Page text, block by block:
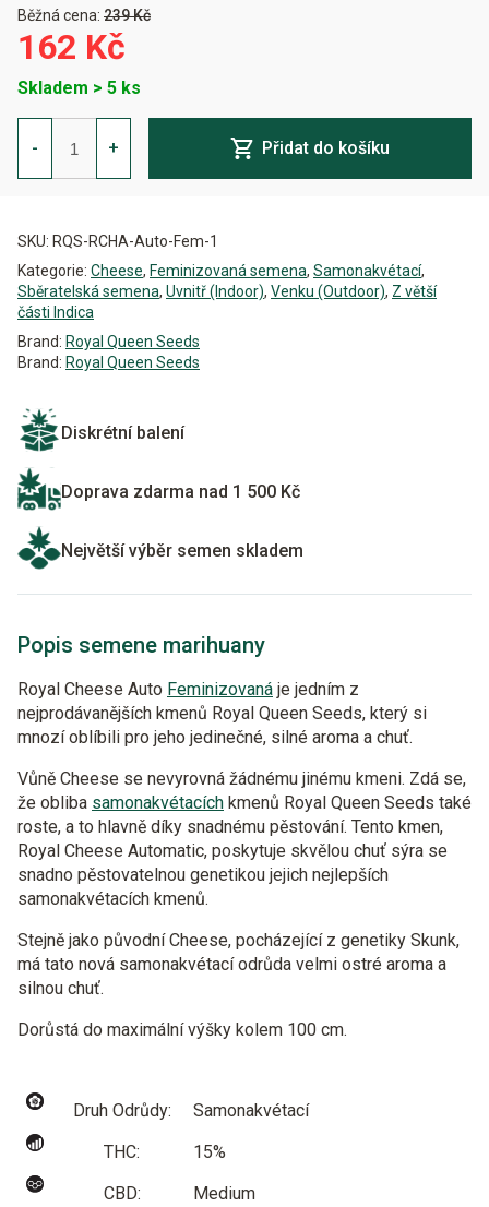
Běžná cena: 239 Kč
162 Kč
Skladem > 5 ks
-
Royal
Cheese
Auto
Feminizovaná
+ Přidat do košíku
SKU: RQS-RCHA-Auto-Fem-1
Kategorie: Cheese, Feminizovaná semena, Samonakvétací,
Sběratelská semena, Uvnitř (Indoor), Venku (Outdoor), Z větší
části Indica
Brand: Royal Queen Seeds
Brand: Royal Queen Seeds
Diskrétní balení
Doprava zdarma nad 1 500 Kč
Největší výběr semen skladem
Popis semene marihuany
Royal Cheese Auto Feminizovaná je jedním z
nejprodávanějších kmenů Royal Queen Seeds, který si
mnozí oblíbili pro jeho jedinečné, silné aroma a chuť.
Vůně Cheese se nevyrovná žádnému jinému kmeni. Zdá se,
že obliba samonakvétacích kmenů Royal Queen Seeds také
roste, a to hlavně díky snadnému pěstování. Tento kmen,
Royal Cheese Automatic, poskytuje skvělou chuť sýra se
snadno pěstovatelnou genetikou jejich nejlepších
samonakvétacích kmenů.
Stejně jako původní Cheese, pocházející z genetiky Skunk,
má tato nová samonakvétací odrůda velmi ostré aroma a
silnou chuť.
Dorůstá do maximální výšky kolem 100 cm.
Druh Odrůdy:
Samonakvétací
THC:
15%
CBD:
Medium